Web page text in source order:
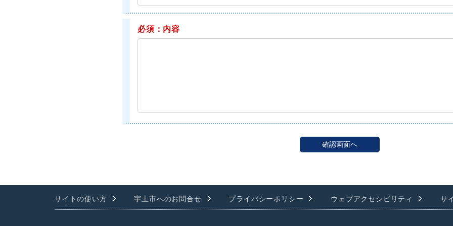
必須：内容
サイトの使い方 宇土市へのお問合せ プライバシーポリシー ウェブアクセシビリティ サ